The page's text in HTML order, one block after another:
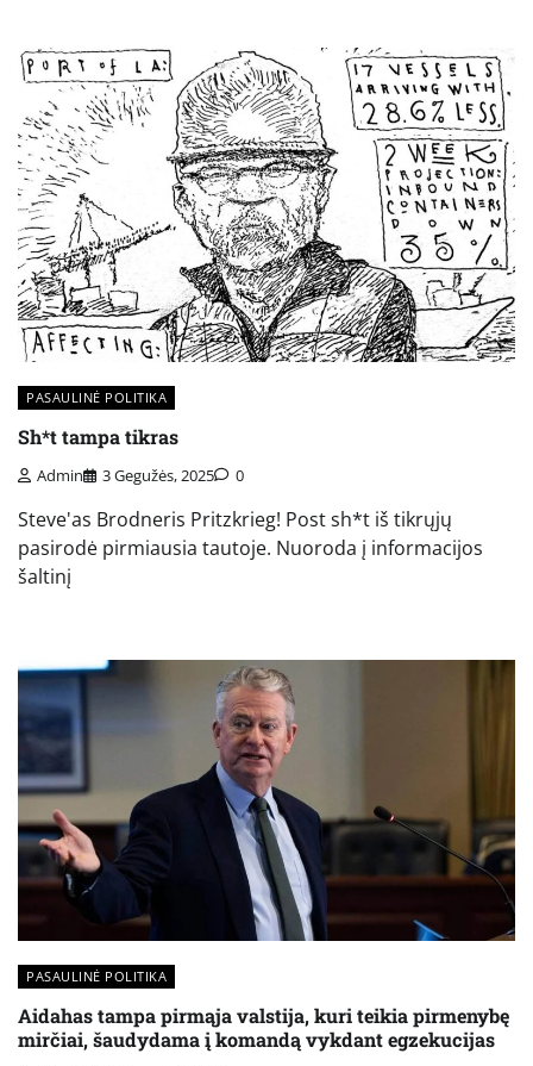
PASAULINĖ POLITIKA
Sh*t tampa tikras
Admin 3 Gegužės, 2025 0
Steve'as Brodneris Pritzkrieg! Post sh*t iš tikrųjų
pasirodė pirmiausia tautoje. Nuoroda į informacijos
šaltinį
PASAULINĖ POLITIKA
Aidahas tampa pirmąja valstija, kuri teikia pirmenybę
mirčiai, šaudydama į komandą vykdant egzekucijas